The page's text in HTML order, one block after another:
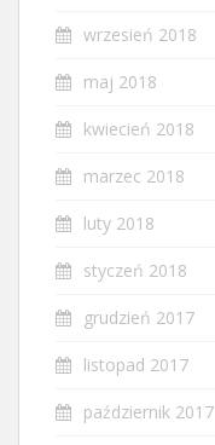
wrzesień 2018
maj 2018
kwiecień 2018
marzec 2018
luty 2018
styczeń 2018
grudzień 2017
listopad 2017
październik 2017